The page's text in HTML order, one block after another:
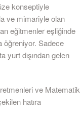
konseptiyle
ve mimariyle olan
eğitmenler eşliğinde
öğreniyor. Sadece
yurt dışından gelen
ve Matematik
hatıra